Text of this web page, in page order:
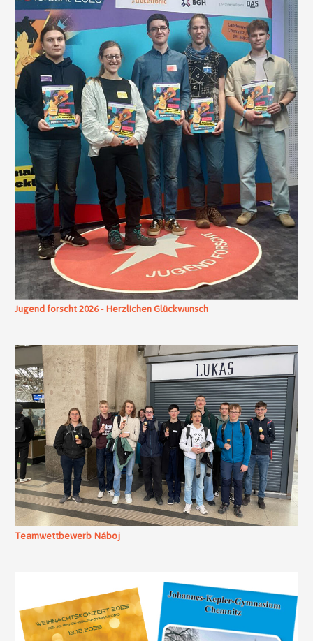
Jugend forscht 2026 - Herzlichen Glückwunsch
Teamwettbewerb Náboj